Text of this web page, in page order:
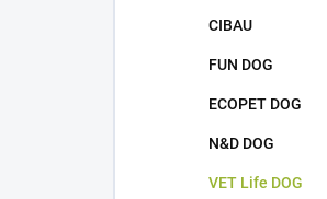
CIBAU
FUN DOG
ECOPET DOG
N&D DOG
VET Life DOG